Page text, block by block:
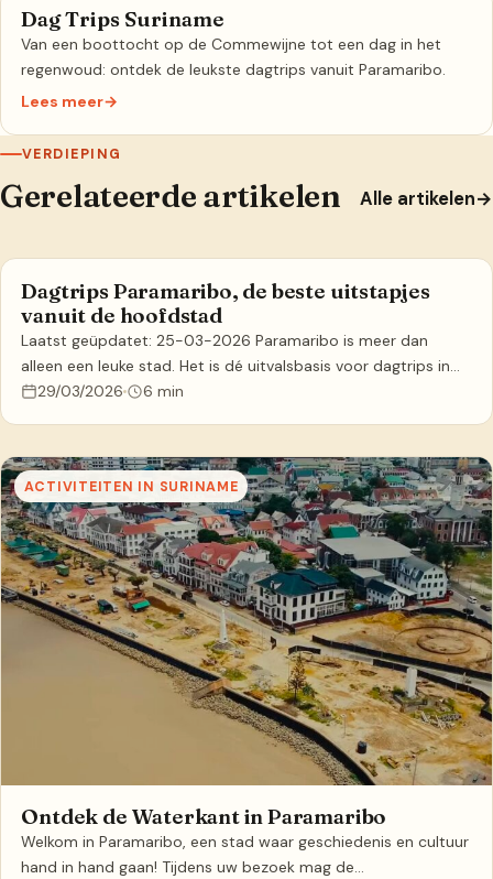
Dag Trips Suriname
Van een boottocht op de Commewijne tot een dag in het
regenwoud: ontdek de leukste dagtrips vanuit Paramaribo.
Lees meer→
VERDIEPING
Gerelateerde artikelen Alle artikelen→
ACTIVITEITEN IN SURINAME
Dagtrips Paramaribo, de beste uitstapjes
vanuit de hoofdstad
Laatst geüpdatet: 25-03-2026 Paramaribo is meer dan
alleen een leuke stad. Het is dé uitvalsbasis voor dagtrips in…
29/03/2026
6 min
ACTIVITEITEN IN SURINAME
Ontdek de Waterkant in Paramaribo
Welkom in Paramaribo, een stad waar geschiedenis en cultuur
hand in hand gaan! Tijdens uw bezoek mag de…